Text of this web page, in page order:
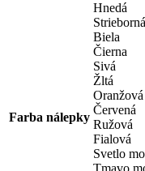
Farba nálepky
Hnedá
Strieborná
Biela
Čierna
Sivá
Žltá
Oranžová
Červená
Ružová
Fialová
Svetlo